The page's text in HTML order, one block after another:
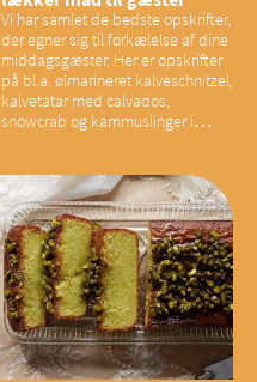
Vi har samlet de bedste opskrifter,
der egner sig til forkælelse af dine
middagsgæster. Her er opskrifter
på bl.a. ølmarineret kalveschnitzel,
kalvetatar med calvados,
snowcrab og kammuslinger i